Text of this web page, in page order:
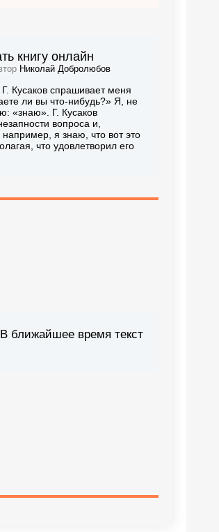
книгу онлайн
Николай Добролюбов
Кусаков спрашивает меня
ли вы что-нибудь?» Я, не
«знаю». Г. Кусаков
вопроса и,
я знаю, что вот это
что удовлетворил его
ближайшее время текст